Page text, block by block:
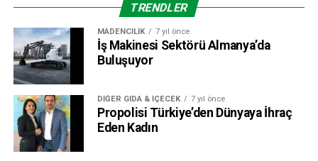
TRENDLER
MADENCILIK 7 yıl önce
İş Makinesi Sektörü Almanya’da
Buluşuyor
DIĞER GIDA & İÇECEK 7 yıl önce
Propolisi Türkiye’den Dünyaya İhraç
Eden Kadın